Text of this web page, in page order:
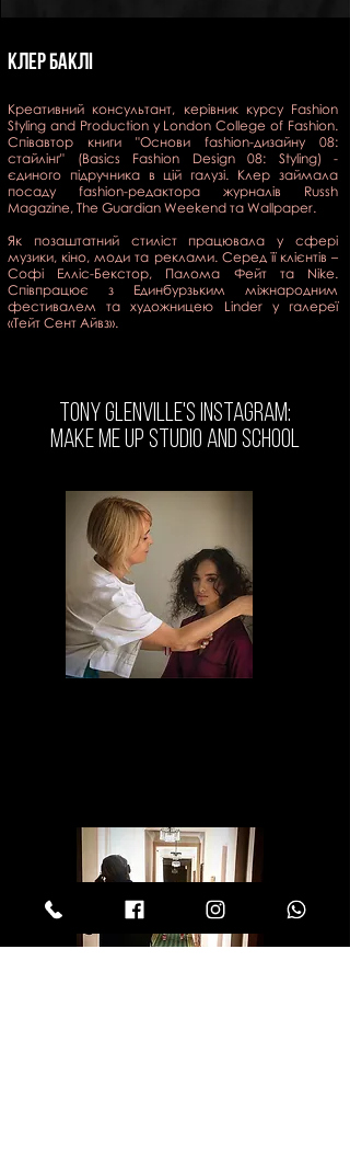
Клер БАКЛІ
Креативний консультант, керівник курсу Fashion
Styling and Production у London College of Fashion.
Співавтор книги "Основи fashion-дизайну 08:
стайлінг" (Basics Fashion Design 08: Styling) -
єдиного підручника в цій галузі. Клер займала
посаду fashion-редактора журналів Russh
Magazine, The Guardian Weekend та Wallpaper.
Як позаштатний стиліст працювала у сфері
музики, кіно, моди та реклами. Серед її клієнтів –
Софі Елліс-Бекстор, Палома Фейт та Nike.
Співпрацює з Единбурзьким міжнародним
фестивалем та художницею Linder у галереї
«Тейт Сент Айвз».
TONY GLENVILLE's Instagram:
make me up studio and school